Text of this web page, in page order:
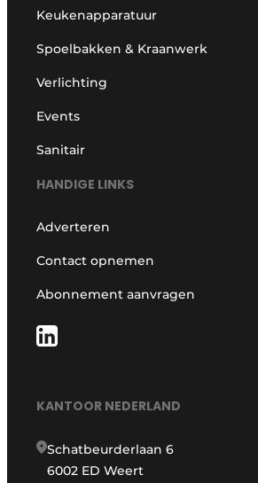
Keukenapparatuur
Spoelbakken & Kraanwerk
Verlichting
Events
Sanitair
HANDIGE LINKS
Adverteren
Contact opnemen
Abonnement aanvragen
KANTOOR NEDERLAND
Schatbeurderlaan 6
6002 ED Weert